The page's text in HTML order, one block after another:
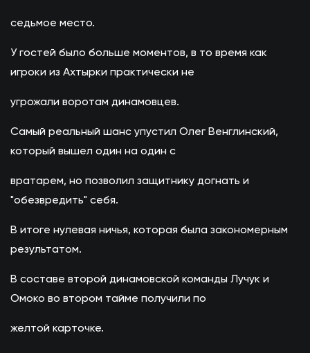
седьмое место.
У гостей было больше моментов, в то время как
игроки из Ахтырки практически не
угрожали воротам динамовцев.
Самый реальный шанс упустил Олег Венглинский,
который вышел один на один с
вратарем, но позволил защитнику догнать и
"обезвредить" себя.
В итоге нулевая ничья, которая была закономерным
результатом.
В составе второй динамовской команды Лучук и
Омоко во втором тайме получили по
желтой карточке.